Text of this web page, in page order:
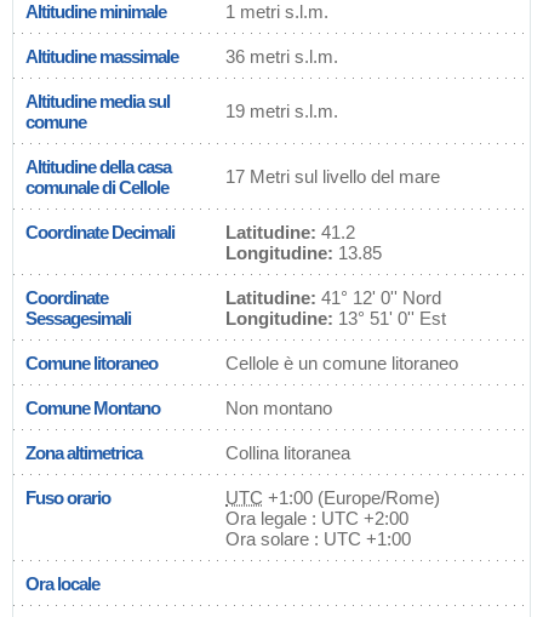
Altitudine minimale 1 metri s.l.m.
Altitudine massimale 36 metri s.l.m.
Altitudine media sul
comune
19 metri s.l.m.
Altitudine della casa
comunale di Cellole
17 Metri sul livello del mare
Coordinate Decimali Latitudine: 41.2
Longitudine: 13.85
Coordinate
Sessagesimali
Latitudine: 41° 12' 0'' Nord
Longitudine: 13° 51' 0'' Est
Comune litoraneo Cellole è un comune litoraneo
Comune Montano Non montano
Zona altimetrica Collina litoranea
Fuso orario UTC +1:00 (Europe/Rome)
Ora legale : UTC +2:00
Ora solare : UTC +1:00
Ora locale